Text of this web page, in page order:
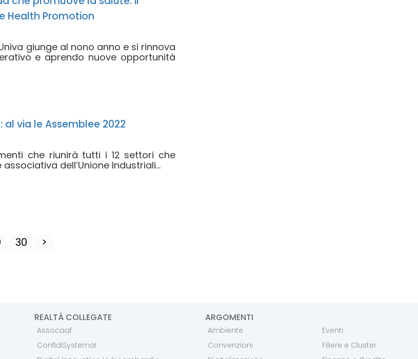
Health Promotion
giunge al nono anno e si rinnova
e aprendo nuove opportunità
al via le Assemblee 2022
che riunirà tutti i 12 settori che
dell’Unione Industriali...
30 >
REALTÀ COLLEGATE
Assocaaf
ConfidiSystema!
ARGOMENTI
Ambiente
Convenzioni
Eventi
Filiere e Cluster